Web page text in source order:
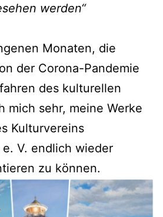
werden“
Monaten, die
der Corona-Pandemie
des kulturellen
mich sehr, meine Werke
Kulturvereins
V. endlich wieder
zu können.